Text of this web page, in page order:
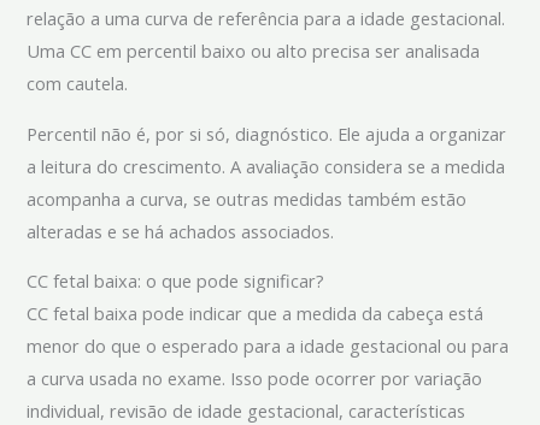
relação a uma curva de referência para a idade gestacional.
Uma CC em percentil baixo ou alto precisa ser analisada
com cautela.
Percentil não é, por si só, diagnóstico. Ele ajuda a organizar
a leitura do crescimento. A avaliação considera se a medida
acompanha a curva, se outras medidas também estão
alteradas e se há achados associados.
CC fetal baixa: o que pode significar?
CC fetal baixa pode indicar que a medida da cabeça está
menor do que o esperado para a idade gestacional ou para
a curva usada no exame. Isso pode ocorrer por variação
individual, revisão de idade gestacional, características